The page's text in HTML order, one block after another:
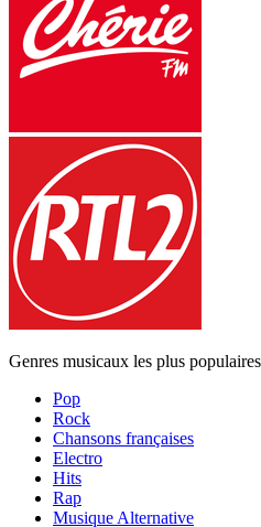
Genres musicaux les plus populaires
Pop
Rock
Chansons françaises
Electro
Hits
Rap
Musique Alternative